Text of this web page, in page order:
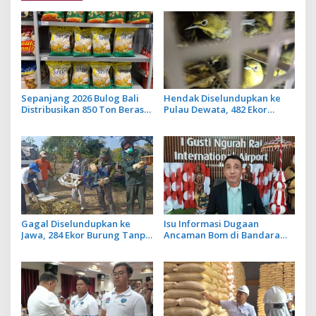
Sepanjang 2026 Bulog Bali
Distribusikan 850 Ton Beras
Hendak Diselundupkan ke
Pulau Dewata, 482 Ekor
Gagal Diselundupkan ke
Jawa, 284 Ekor Burung Tanpa
Isu Informasi Dugaan
Ancaman Bom di Bandara
Lancar